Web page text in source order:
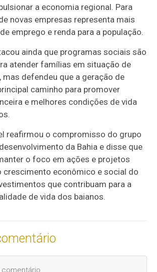
a economia regional. Para
novas empresas representa mais
emprego e renda para a população.
ainda que programas sociais são
atender famílias em situação de
mas defendeu que a geração de
caminho para promover
e melhores condições de vida
reafirmou o compromisso do grupo
da Bahia e disse que
o foco em ações e projetos
crescimento econômico e social do
que contribuam para a
de vida dos baianos.